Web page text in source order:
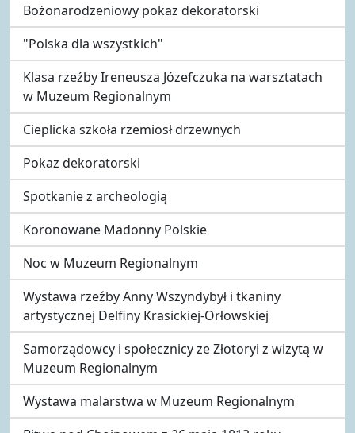
Bożonarodzeniowy pokaz dekoratorski
"Polska dla wszystkich"
Klasa rzeźby Ireneusza Józefczuka na warsztatach
w Muzeum Regionalnym
Cieplicka szkoła rzemiosł drzewnych
Pokaz dekoratorski
Spotkanie z archeologią
Koronowane Madonny Polskie
Noc w Muzeum Regionalnym
Wystawa rzeźby Anny Wszyndybył i tkaniny
artystycznej Delfiny Krasickiej-Orłowskiej
Samorządowcy i społecznicy ze Złotoryi z wizytą w
Muzeum Regionalnym
Wystawa malarstwa w Muzeum Regionalnym